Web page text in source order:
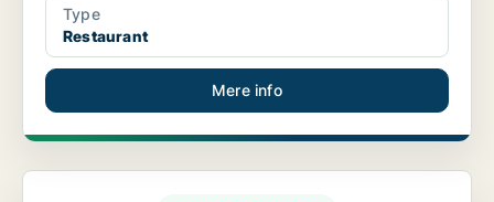
Type
Restaurant
Mere info